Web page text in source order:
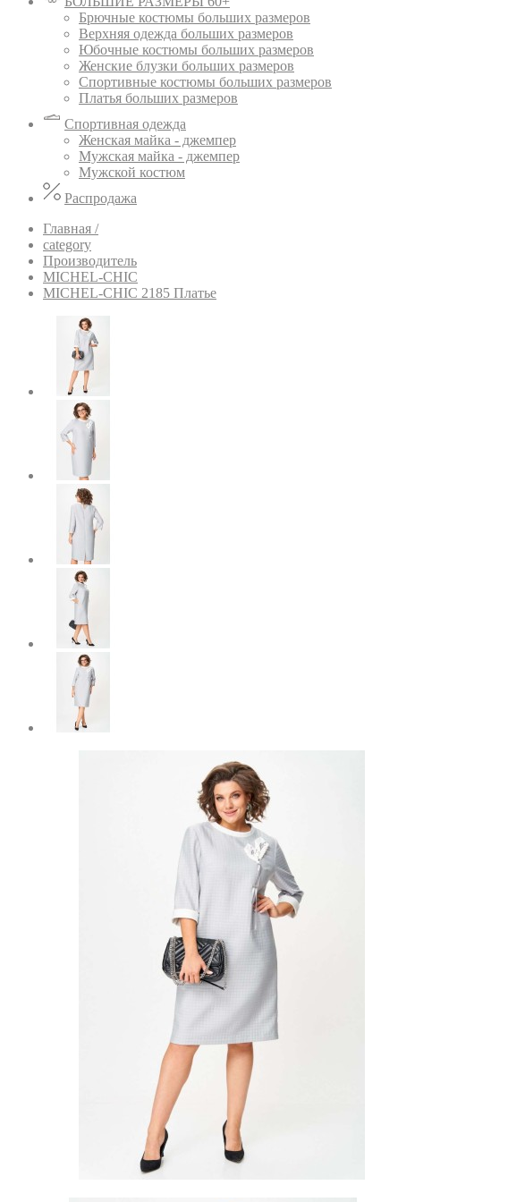
Брючные костюмы больших размеров
Верхняя одежда больших размеров
Юбочные костюмы больших размеров
Женские блузки больших размеров
Спортивные костюмы больших размеров
Платья больших размеров
Спортивная одежда
Женская майка - джемпер
Мужская майка - джемпер
Мужской костюм
Распродажа
Главная /
category
Производитель
MICHEL-CHIC
MICHEL-CHIC 2185 Платье